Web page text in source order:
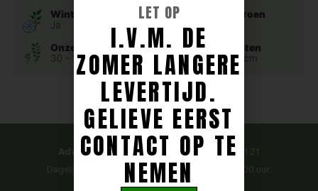
Wintergroen
Ja
Onze maten
30 - 225 cm
Wintergroen
Onze maten
80 - 275 cm
Advies nodig? Bel ons op:
+31 (0)497-516121
Dagelijks bereikbaar (ma-zo) van 09:00 tot 21:00 uur.
LET OP
I.V.M. DE
ZOMER LANGERE
LEVERTIJD.
GELIEVE EERST
CONTACT OP TE
NEMEN